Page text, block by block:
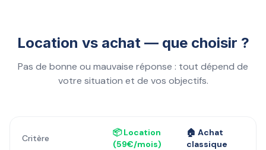
Location vs achat — que choisir ?
Pas de bonne ou mauvaise réponse : tout dépend de
votre situation et de vos objectifs.
Critère
📦 Location
(59€/mois)
🏠 Achat
classique